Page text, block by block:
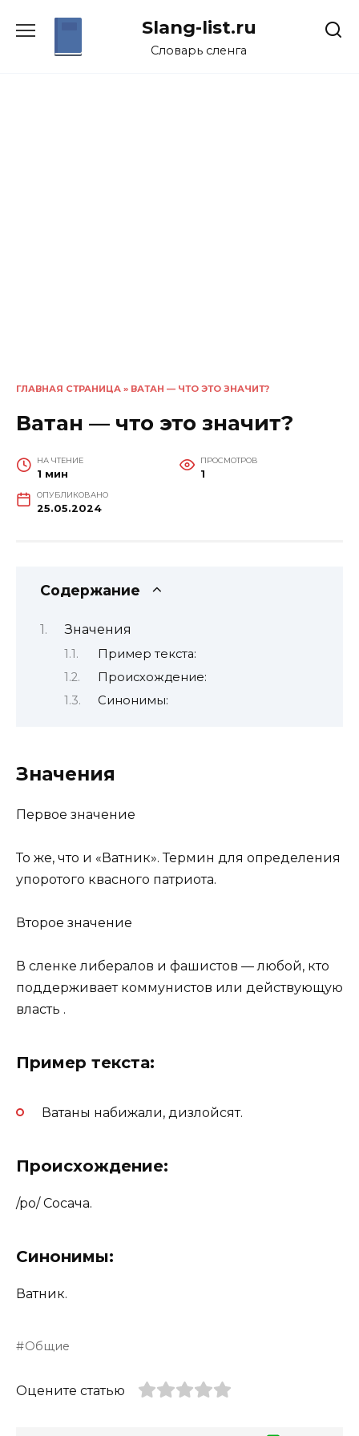
Slang-list.ru
Словарь сленга
ГЛАВНАЯ СТРАНИЦА » ВАТАН — ЧТО ЭТО ЗНАЧИТ?
Ватан — что это значит?
НА ЧТЕНИЕ
1 мин
ПРОСМОТРОВ
1
ОПУБЛИКОВАНО
25.05.2024
Содержание
Значения
Пример текста:
Происхождение:
Синонимы:
Значения
Первое значение
То же, что и «Ватник». Термин для определения
упоротого квасного патриота.
Второе значение
В сленке либералов и фашистов — любой, кто
поддерживает коммунистов или действующую
власть .
Пример текста:
Ватаны набижали, дизлойсят.
Происхождение:
/po/ Сосача.
Синонимы:
Ватник.
Общие
Оцените статью